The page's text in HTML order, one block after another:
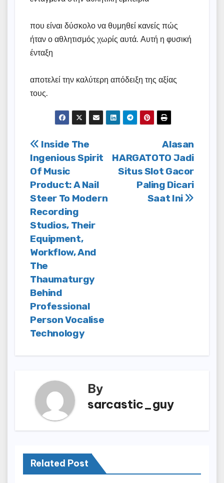
που είναι δύσκολο να θυμηθεί κανείς πώς
ήταν ο αθλητισμός χωρίς αυτά. Αυτή η φυσική
ένταξη
αποτελεί την καλύτερη απόδειξη της αξίας
τους.
Post
navigation
Alasan
HARGATOTO Jadi
Situs Slot Gacor
Paling Dicari
Saat Ini
Inside The
Ingenious Spirit
Of Music
Product: A Nail
Steer To Modern
Recording
Studios, Their
Equipment,
Workflow, And
The
Thaumaturgy
Behind
Professional
Person Vocalise
Technology
By
sarcastic_guy
Related Post